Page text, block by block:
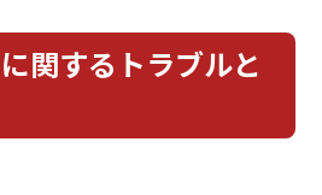
関するトラブルと